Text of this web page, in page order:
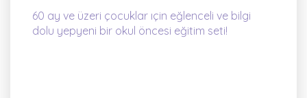
60 ay ve üzeri çocuklar ıçin eğlenceli ve bilgi
dolu yepyeni bir okul öncesi eğitim seti!